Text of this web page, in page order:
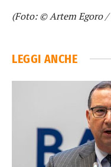
(Foto: © Artem Egoro /
LEGGI ANCHE